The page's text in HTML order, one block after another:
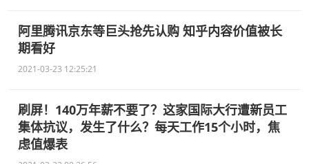
阿里腾讯京东等巨头抢先认购 知乎内容价值被长
期看好
2021-03-23 12:25:21
刷屏！140万年薪不要了？这家国际大行遭新员工
集体抗议，发生了什么？每天工作15个小时，焦
虑值爆表